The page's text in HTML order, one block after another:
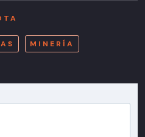
MINERÍA